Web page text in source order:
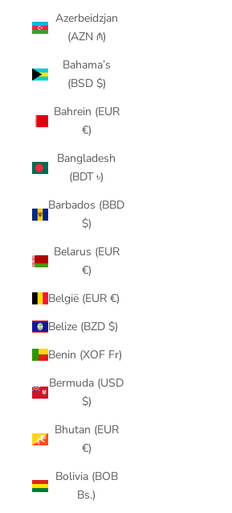
Azerbeidzjan
(AZN ₼)
Bahama’s
(BSD $)
Bahrein (EUR
€)
Bangladesh
(BDT ৳)
Barbados (BBD
$)
Belarus (EUR
€)
België (EUR €)
Belize (BZD $)
Benin (XOF Fr)
Bermuda (USD
$)
Bhutan (EUR
€)
Bolivia (BOB
Bs.)